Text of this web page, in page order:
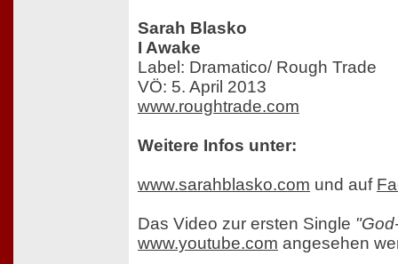
Sarah Blasko
I Awake
Label: Dramatico/ Rough Trade
VÖ: 5. April 2013
www.roughtrade.com
Weitere Infos unter:
www.sarahblasko.com und auf
Das Video zur ersten Single
www.youtube.com angesehen